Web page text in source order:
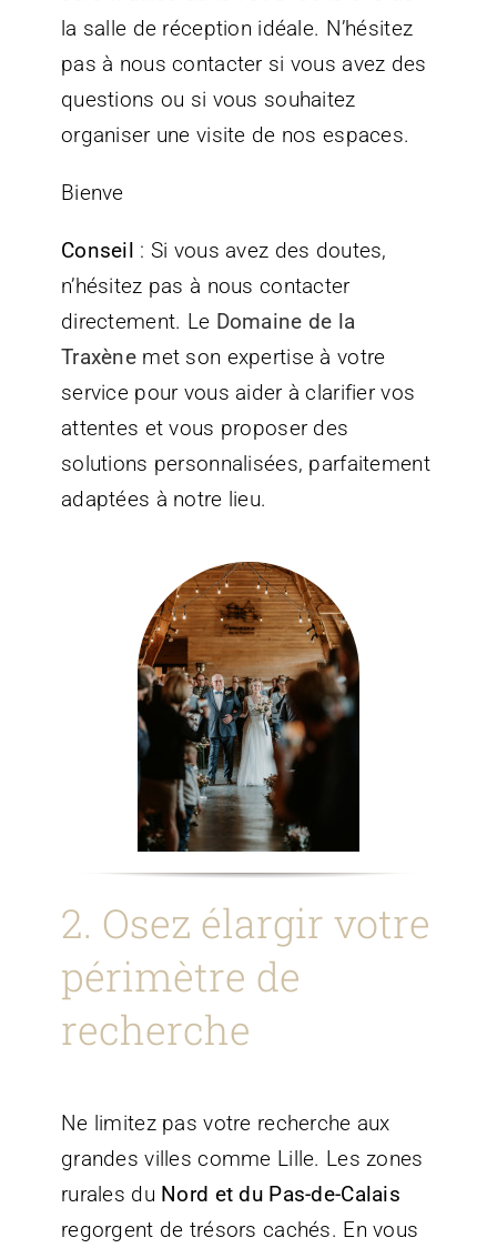
la salle de réception idéale. N’hésitez
pas à nous contacter si vous avez des
questions ou si vous souhaitez
organiser une visite de nos espaces.
Bienve
Conseil : Si vous avez des doutes,
n’hésitez pas à nous contacter
directement. Le Domaine de la
Traxènemet son expertise à votre
service pour vous aider à clarifier vos
attentes et vous proposer des
solutions personnalisées, parfaitement
adaptées à notre lieu.
2. Osez élargir votre
périmètre de
recherche
Ne limitez pas votre recherche aux
grandes villes comme Lille. Les zones
rurales du Nord et du Pas-de-Calais
regorgent de trésors cachés. En vous